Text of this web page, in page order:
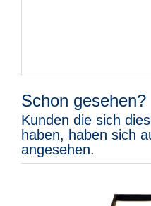
Schon gesehen?
Kunden die sich
haben, haben sich
angesehen.